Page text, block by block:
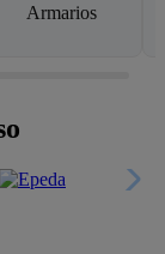
Armarios